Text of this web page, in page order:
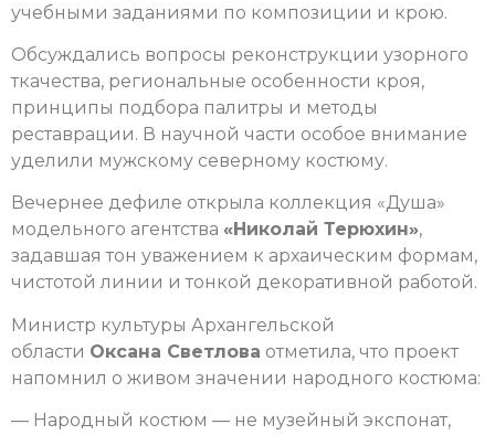
учебными заданиями по композиции и крою.
Обсуждались вопросы реконструкции узорного
ткачества, региональные особенности кроя,
принципы подбора палитры и методы
реставрации. В научной части особое внимание
уделили мужскому северному костюму.
Вечернее дефиле открыла коллекция «Душа»
модельного агентства «Николай Терюхин»,
задавшая тон уважением к архаическим формам,
чистотой линии и тонкой декоративной работой.
Министр культуры Архангельской
области Оксана Светлова отметила, что проект
напомнил о живом значении народного костюма:
— Народный костюм — не музейный экспонат,